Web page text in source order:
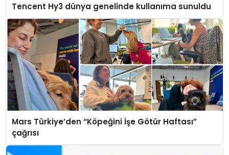
Tencent Hy3 dünya genelinde kullanıma sunuldu
Mars Türkiye’den “Köpeğini İşe Götür Haftası”
çağrısı